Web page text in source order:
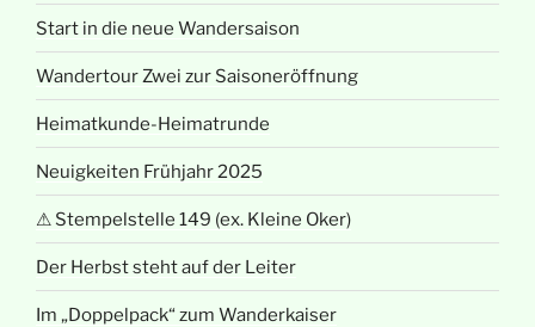
Start in die neue Wandersaison
Wandertour Zwei zur Saisoneröffnung
Heimatkunde-Heimatrunde
Neuigkeiten Frühjahr 2025
⚠ Stempelstelle 149 (ex. Kleine Oker)
Der Herbst steht auf der Leiter
Im „Doppelpack“ zum Wanderkaiser